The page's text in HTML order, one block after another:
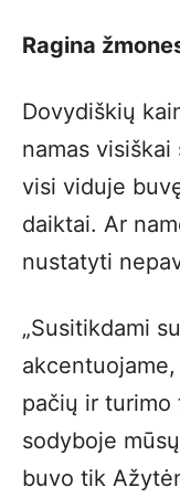
Ragina
Dovydiškių
namas
visi viduje
daiktai. Ar
nustatyti
„Susitikdami
pačių ir turimo
sodyboje
buvo tik